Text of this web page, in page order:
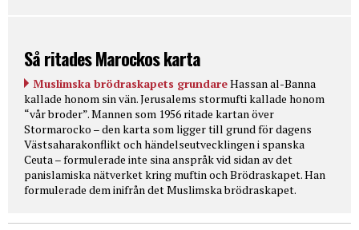
Så ritades Marockos karta
Muslimska brödraskapets grundareHassan al-Banna
kallade honom sin vän. Jerusalems stormufti kallade honom
“vår broder”. Mannen som 1956 ritade kartan över
Stormarocko – den karta som ligger till grund för dagens
Västsaharakonflikt och händelseutvecklingen i spanska
Ceuta – formulerade inte sina anspråk vid sidan av det
panislamiska nätverket kring muftin och Brödraskapet. Han
formulerade dem inifrån det Muslimska brödraskapet.